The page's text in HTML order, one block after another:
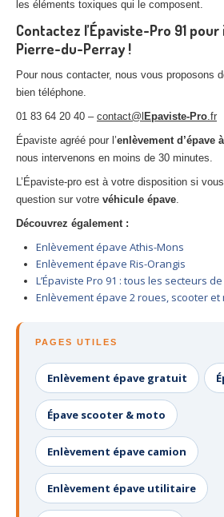
les éléments toxiques qui le composent.
Contactez l’Épaviste-Pro 91
Pierre-du-Perray !
Pour nous contacter, nous vous proposons
bien téléphone.
01 83 64 20 40 – contact@l Epaviste-Pro.fr
Épaviste agréé pour l’enlèvement d’épave
nous intervenons en moins de 30 minutes.
L’Épaviste-pro est à votre disposition si
question sur votre véhicule épave.
Découvrez également :
Enlèvement épave Athis-Mons
Enlèvement épave Ris-Orangis
L’Épaviste Pro 91 : tous les secteurs de
Enlèvement épave 2 roues, scooter et
PAGES UTILES
Enlèvement épave gratuit
Épave scooter & moto
Enlèvement épave camion
Enlèvement épave utilitaire